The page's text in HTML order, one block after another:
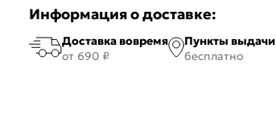
Информация о доставке:
Доставка вовремя
от 690 ₽
Пункты выдачи
бесплатно